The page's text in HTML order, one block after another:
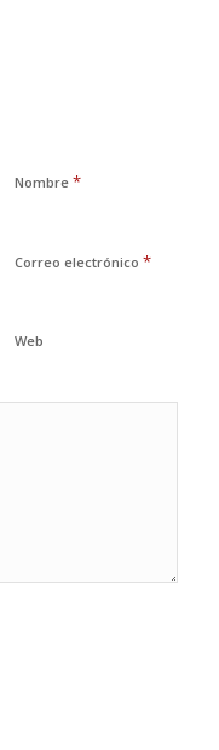
Nombre *
Correo electrónico *
Web